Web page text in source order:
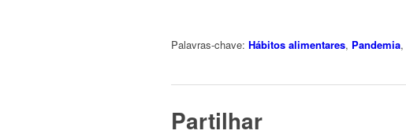
Palavras-chave: Hábitos alimentares, Pandemia,
Partilhar